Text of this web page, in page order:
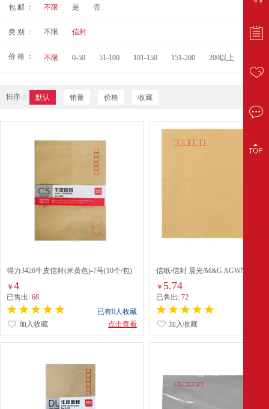
包 邮 ： 不限 是 否
类 别 ： 不限 信封
价 格 ： 不限 0-50 51-100 101-150 151-200 200以上
排序： 默认 销量 价格 收藏
得力3426牛皮信封(米黄色)-7号(10个/包)
￥ 4
已售出: 68
已有0人收藏
点击查看
加入收藏
信纸/信封 晨光/M&G AGWN8533
￥ 5.74
已售出:72
加入收藏